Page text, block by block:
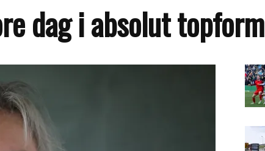
dag i absolut topform